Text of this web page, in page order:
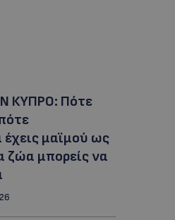
ΚΥΠΡΟ: Πότε
μαϊμού ως
ζώα μπορείς να